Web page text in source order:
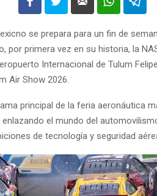
se prepara para un fin de
primera vez en su historia, la
Internacional de Tulum
Air Show 2026.
principal de la feria aeronáutica
enlazando el mundo del
de tecnología y seguridad